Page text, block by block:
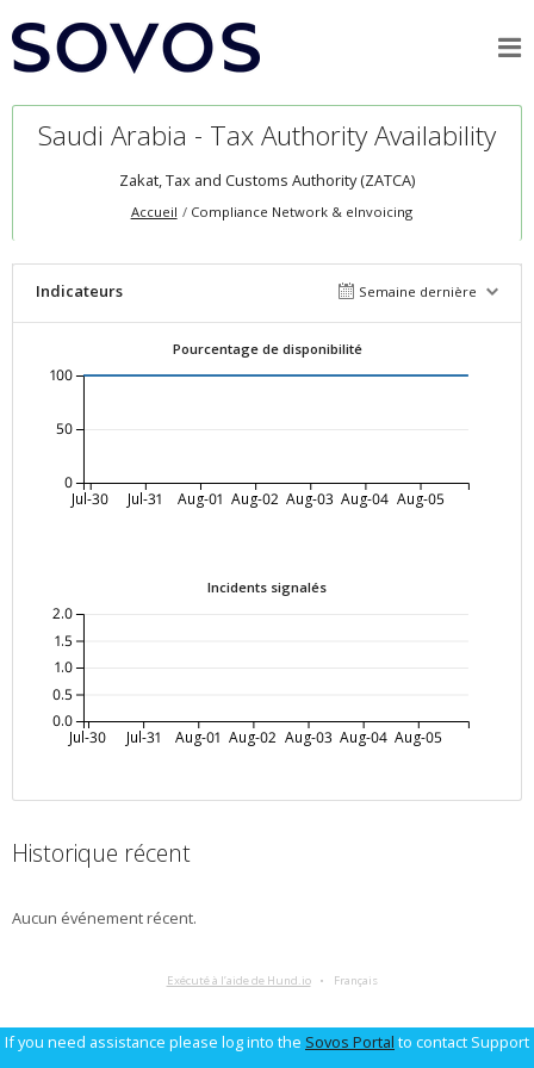
Saudi Arabia - Tax Authority Availability
Zakat, Tax and Customs Authority (ZATCA)
Accueil Compliance Network & eInvoicing
Indicateurs Semaine dernière
Pourcentage de disponibilité
Jul-30 Jul-31 Aug-01 Aug-02 Aug-03 Aug-04 Aug-05
0
50
100
Incidents signalés
Jul-30 Jul-31 Aug-01 Aug-02 Aug-03 Aug-04 Aug-05
0.0
0.5
1.0
1.5
2.0
Historique récent
Aucun événement récent.
Exécuté à l’aide de Hund.io Français
If you need assistance please log into the Sovos Portal to contact Support